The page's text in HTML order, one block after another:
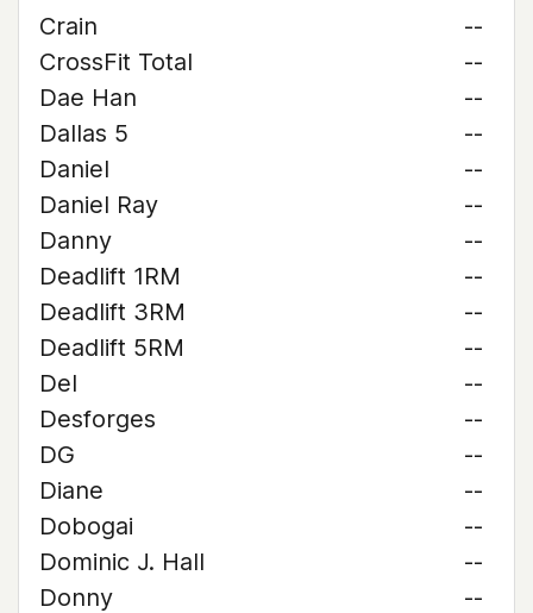
Crain
--
CrossFit Total
--
Dae Han
--
Dallas 5
--
Daniel
--
Daniel Ray
--
Danny
--
Deadlift 1RM
--
Deadlift 3RM
--
Deadlift 5RM
--
Del
--
Desforges
--
DG
--
Diane
--
Dobogai
--
Dominic J. Hall
--
Donny
--